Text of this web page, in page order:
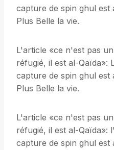
capture de spin ghul
Plus Belle la vie.
L'article «ce n'est pas
réfugié, il est al-Qaïda»:
capture de spin ghul
Plus Belle la vie.
L'article «ce n'est pas
réfugié, il est al-Qaïda»:
capture de spin ghul